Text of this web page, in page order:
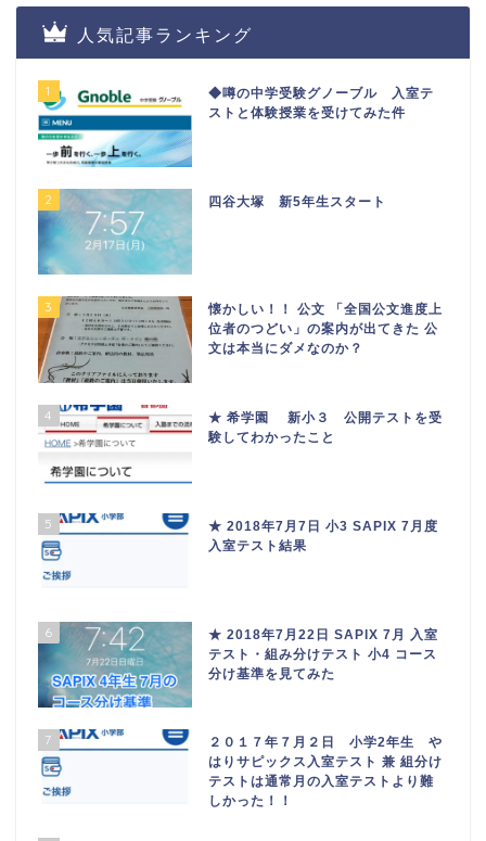
人気記事ランキング
1
◆噂の中学受験グノーブル 入室テ
ストと体験授業を受けてみた件
2 四谷大塚 新5年生スタート
3
懐かしい！！ 公文 「全国公文進度上
位者のつどい」の案内が出てきた 公
文は本当にダメなのか？
4
★ 希学園 新小３ 公開テストを受
験してわかったこと
5
★ 2018年7月7日 小3 SAPIX 7月度
入室テスト結果
6
★ 2018年7月22日 SAPIX 7月 入室
テスト・組み分けテスト 小4 コース
分け基準を見てみた
7
２０１７年７月２日 小学2年生 や
はりサピックス入室テスト 兼 組分け
テストは通常月の入室テストより難
しかった！！